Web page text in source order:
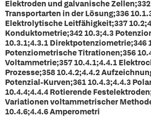
Elektroden und galvanische
Transportarten in der Lösung;336
Elektrolytische Leitfähigkeit;337
Konduktometrie;342 10.3;4.3
10.3.1;4.3.1 Direktpotenziometrie;346
Potenziometrische Titrationen;356
Voltammetrie;357 10.4.1;4.4.1
Prozesse;358 10.4.2;4.4.2
Potenzial-Kurven;361 10.4.3;4.4.3
10.4.4;4.4.4 Rotierende
Variationen voltammetrischer
10.4.6;4.4.6 Amperometri